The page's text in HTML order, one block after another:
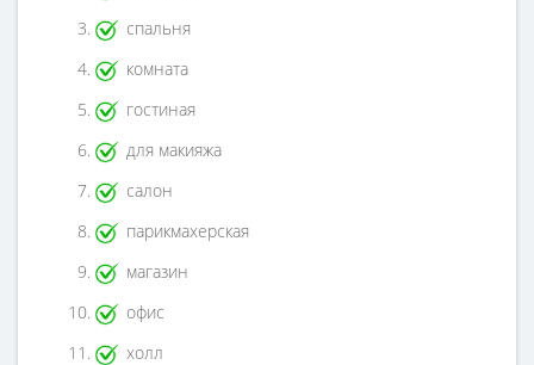
спальня
комната
гостиная
для макияжа
салон
парикмахерская
магазин
офис
холл